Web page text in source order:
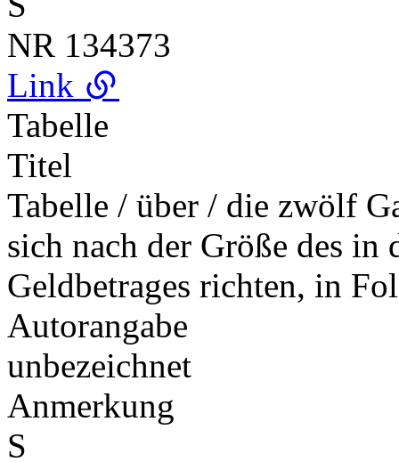
NR 134373
Link
Tabelle
Titel
Tabelle / über / die zwölf
sich nach der Größe des
Geldbetrages richten, in
Autorangabe
unbezeichnet
Anmerkung
S